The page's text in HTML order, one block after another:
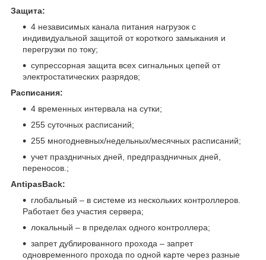
Защита:
4 независимых канала питания нагрузок с
индивидуальной защитой от короткого замыкания и
перегрузки по току;
супрессорная защита всех сигнальных цепей от
электростатических разрядов;
Расписания:
4 временных интервала на сутки;
255 суточных расписаний;
255 многодневных/недельных/месячных расписаний;
учет праздничных дней, предпраздничных дней,
переносов.;
AntipasBack:
глобальный – в системе из нескольких контроллеров.
Работает без участия сервера;
локальный – в пределах одного контроллера;
запрет дублированного прохода – запрет
одновременного прохода по одной карте через разные